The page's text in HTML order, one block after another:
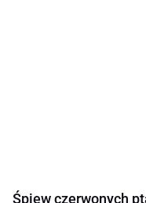
Śpiew czerwonych